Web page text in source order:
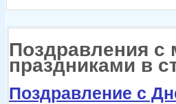
Поздравления
праздниками в
Поздравление с